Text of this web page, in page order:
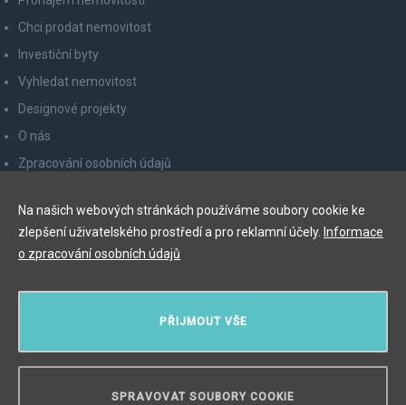
Chci prodat nemovitost
Investiční byty
Vyhledat nemovitost
Designové projekty
O nás
Zpracování osobních údajů
Odhlášení z newsletteru
Myslíková 245/3, 110 00 Praha 1
PŘIJMOUT VŠE
SPRAVOVAT SOUBORY COOKIE
Na našich webových stránkách používáme soubory cookie ke
zlepšení uživatelského prostředí a pro reklamní účely. Informace
o zpracování osobních údajů